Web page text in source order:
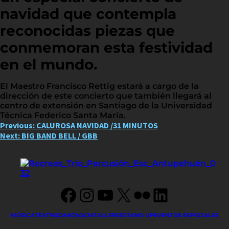
navidad que contempla
reconocidas piezas que
conmemoran esta festividad
en el mundo.
El Maestro Francisco Rettig estará a cargo de la
dirección de este concierto que también llegará al
centro de extensión en Santiago de la Universidad
Técnica Federico Santa María.
Post
navigation
Previous: CALUROSA NAVIDAD /31 MINUTOS
Next: BIG BAND BELL / GBB
Facebook
Instagram
YouTube
X FlickrLinkedIn
MÚSICATEATRODANZAOCMTALLERESSTAND UPEVENTOS ESPECIALES